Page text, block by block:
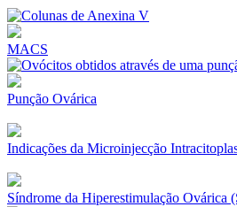
MACS
Punção Ovárica
Indicações da Microinjecção
Síndrome da Hiperestimulação Ovárica